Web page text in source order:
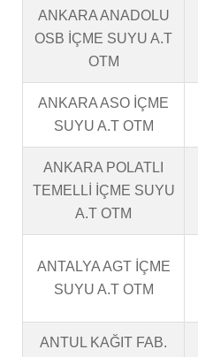
ANKARA ANADOLU
OSB İÇME SUYU A.T
OTM
ANKARA ASO İÇME
SUYU A.T OTM
ANKARA POLATLI
TEMELLİ İÇME SUYU
A.T OTM
ANTALYA AGT İÇME
SUYU A.T OTM
ANTUL KAĞIT FAB.